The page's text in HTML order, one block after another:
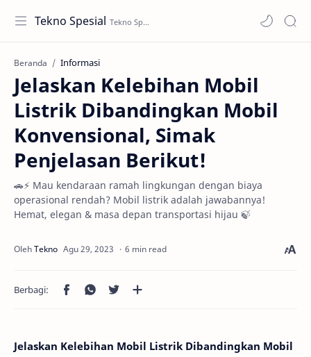
Tekno Spesial
Beranda Informasi
Jelaskan Kelebihan Mobil
Listrik Dibandingkan Mobil
Konvensional, Simak
Penjelasan Berikut!
🚗⚡ Mau kendaraan ramah lingkungan dengan biaya
operasional rendah? Mobil listrik adalah jawabannya!
Hemat, elegan & masa depan transportasi hijau 🍃
6 min read
Jelaskan Kelebihan Mobil Listrik Dibandingkan Mobil